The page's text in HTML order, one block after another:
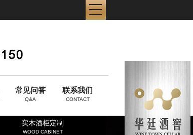
常见问答
Q&A
联系我们
CONTACT
实木酒柜定制
WOOD CABINET